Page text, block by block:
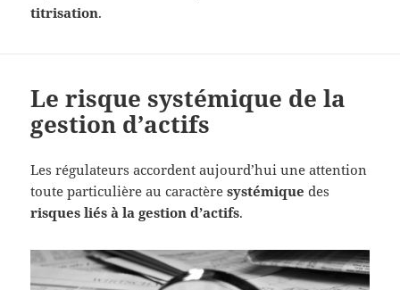
titrisation.
Le risque systémique de la
gestion d’actifs
Les régulateurs accordent aujourd’hui une attention
toute particulière au caractèresystémique des
risques liés à la gestion d’actifs.